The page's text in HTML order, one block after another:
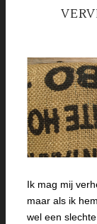
Ik mag mij
maar als ik
wel een